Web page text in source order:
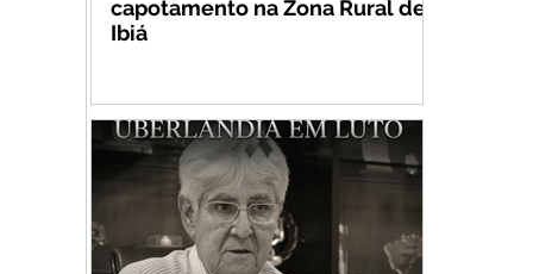
capotamento na Zona Rural de
Ibiá